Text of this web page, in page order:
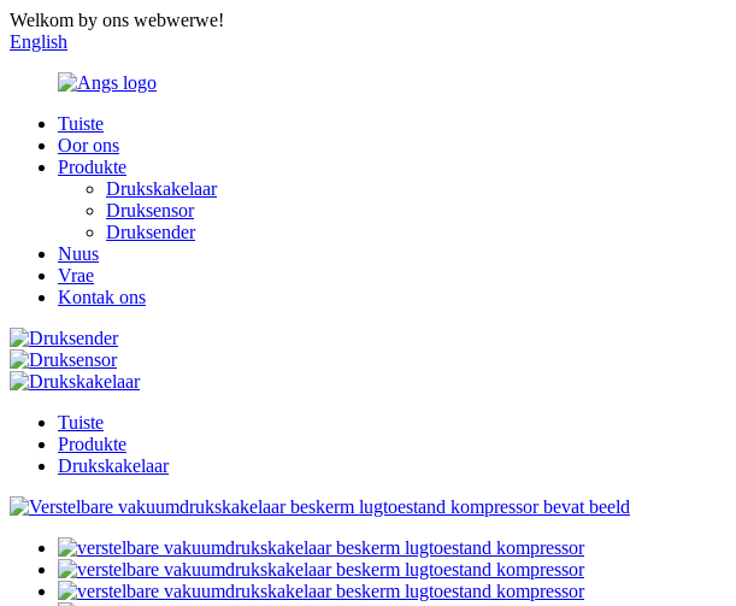
Welkom by ons webwerwe!
English
Tuiste
Oor ons
Produkte
Drukskakelaar
Druksensor
Druksender
Nuus
Vrae
Kontak ons
Tuiste
Produkte
Drukskakelaar